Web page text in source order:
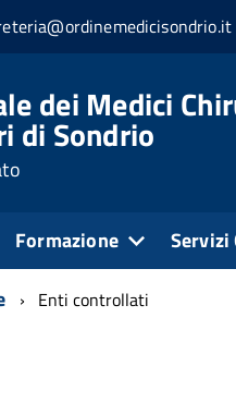
dei Medici
di Sondrio
Formazione Servizi
Enti controllati